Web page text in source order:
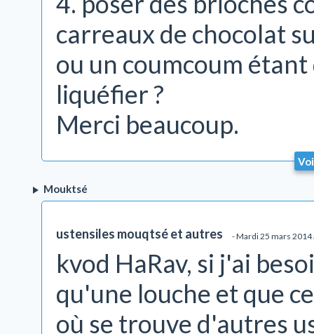
carreaux de chocolat
ou un coumcoum
liquéfier ?
Merci beaucoup.
Mouktsé
ustensiles mouqtsé et autres - Mardi 25 mars 2014
kvod HaRav, si j'ai
qu'une louche et que
où se trouve d'autres